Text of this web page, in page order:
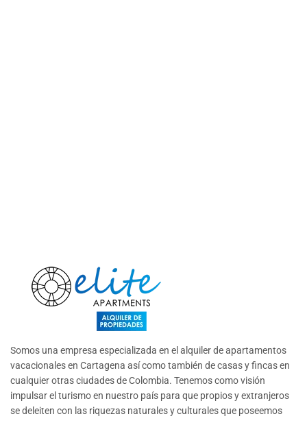
Somos una empresa especializada en el alquiler de apartamentos
vacacionales en Cartagena así como también de casas y fincas en
cualquier otras ciudades de Colombia. Tenemos como visión
impulsar el turismo en nuestro país para que propios y extranjeros
se deleiten con las riquezas naturales y culturales que poseemos